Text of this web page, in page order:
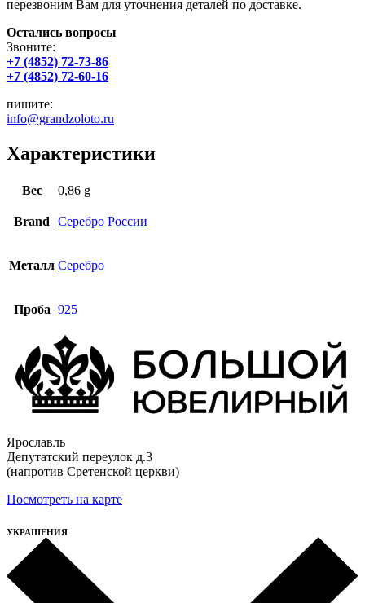
перезвоним Вам для уточнения деталей по доставке.
Остались вопросы
Звоните:
+7 (4852) 72-73-86
+7 (4852) 72-60-16
пишите:
info@grandzoloto.ru
Характеристики
Вес 0,86 g
Brand Серебро России
Металл Серебро
Проба 925
Ярославль
Депутатский переулок д.3
(напротив Сретенской церкви)
Посмотреть на карте
УКРАШЕНИЯ